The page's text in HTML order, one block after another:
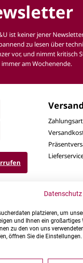
ist keiner jener
zu lesen über
vor, und nimmt kritisch
am Wochenende.
Datenschutz
platzieren, um
und Ihnen ein großartiges
zu den von uns
öffnen Sie die Einstellungen.